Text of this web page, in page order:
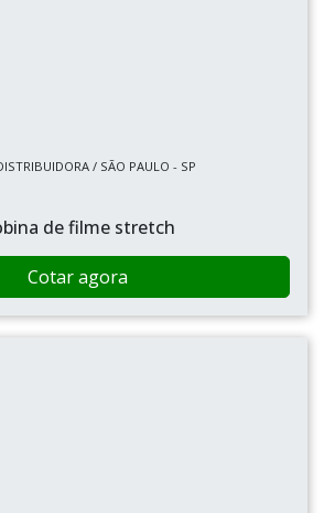
/ SÃO PAULO - SP
de filme stretch
Cotar agora